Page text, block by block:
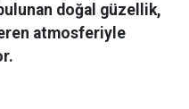
doğal güzellik,
atmosferiyle